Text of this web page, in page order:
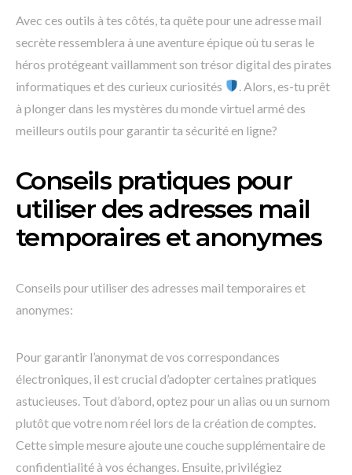
Avec ces outils à tes côtés, ta quête pour une adresse mail
secrète ressemblera à une aventure épique où tu seras le
héros protégeant vaillamment son trésor digital des pirates
informatiques et des curieux curiosités
. Alors, es-tu prêt
à plonger dans les mystères du monde virtuel armé des
meilleurs outils pour garantir ta sécurité en ligne?
Conseils pratiques pour
utiliser des adresses mail
temporaires et anonymes
Conseils pour utiliser des adresses mail temporaires et
anonymes:
Pour garantir l’anonymat de vos correspondances
électroniques, il est crucial d’adopter certaines pratiques
astucieuses. Tout d’abord, optez pour un alias ou un surnom
plutôt que votre nom réel lors de la création de comptes.
Cette simple mesure ajoute une couche supplémentaire de
confidentialité à vos échanges. Ensuite, privilégiez